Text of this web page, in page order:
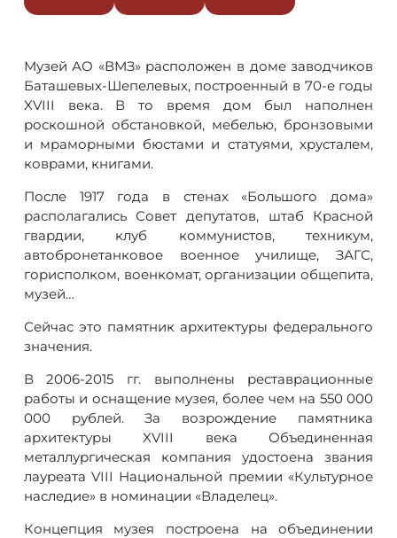
Музей АО «ВМЗ» расположен в доме заводчиков
Баташевых-Шепелевых, построенный в 70-е годы
XVIII века. В то время дом был наполнен
роскошной обстановкой, мебелью, бронзовыми
и мраморными бюстами и статуями, хрусталем,
коврами, книгами.
После 1917 года в стенах «Большого дома»
располагались Совет депутатов, штаб Красной
гвардии, клуб коммунистов, техникум,
автобронетанковое военное училище, ЗАГС,
горисполком, военкомат, организации общепита,
музей…
Сейчас это памятник архитектуры федерального
значения.
В 2006-2015 гг. выполнены реставрационные
работы и оснащение музея, более чем на 550 000
000 рублей. За возрождение памятника
архитектуры XVIII века Объединенная
металлургическая компания удостоена звания
лауреата VIII Национальной премии «Культурное
наследие» в номинации «Владелец».
Концепция музея построена на объединении